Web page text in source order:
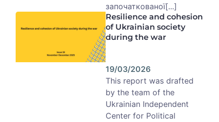
започаткованої[...]
Resilience and cohesion
of Ukrainian society
during the war
19/03/2026
This report was drafted
by the team of the
Ukrainian Independent
Center for Political